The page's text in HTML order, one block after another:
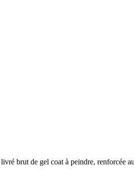
brut de gel coat à peindre, renforcée